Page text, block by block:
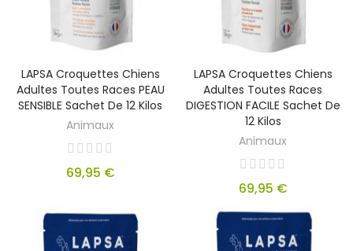
LAPSA Croquettes Chiens
Adultes Toutes Races PEAU
SENSIBLE Sachet De 12 Kilos
Animaux
69,95 €
LAPSA Croquettes Chiens
Adultes Toutes Races
DIGESTION FACILE Sachet De
12 Kilos
Animaux
69,95 €